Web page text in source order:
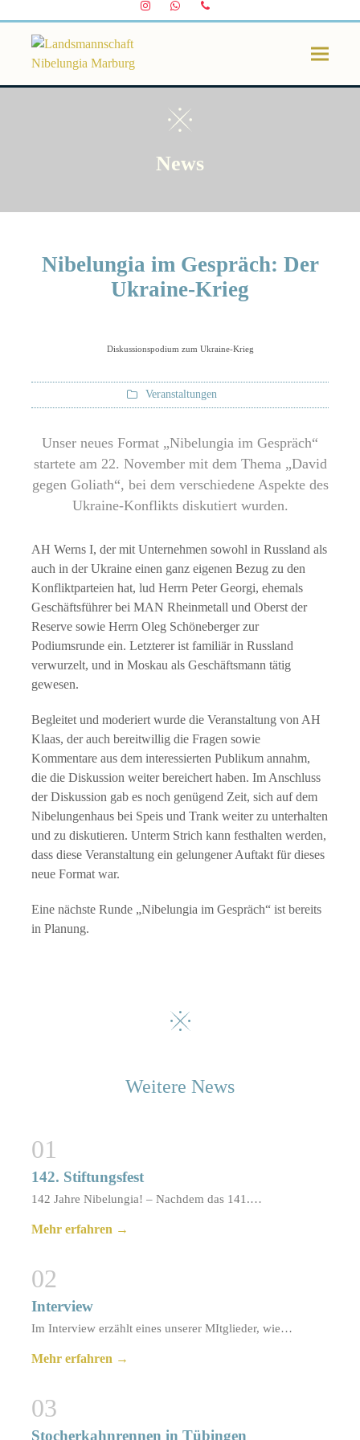
InstagramWhatsappTelefon
News
Nibelungia im Gespräch: Der
Ukraine-Krieg
Diskussionspodium zum Ukraine-Krieg
Veranstaltungen
Unser neues Format „Nibelungia im Gespräch“
startete am 22. November mit dem Thema „David
gegen Goliath“, bei dem verschiedene Aspekte des
Ukraine-Konflikts diskutiert wurden.
AH Werns I, der mit Unternehmen sowohl in Russland als
auch in der Ukraine einen ganz eigenen Bezug zu den
Konfliktparteien hat, lud Herrn Peter Georgi, ehemals
Geschäftsführer bei MAN Rheinmetall und Oberst der
Reserve sowie Herrn Oleg Schöneberger zur
Podiumsrunde ein. Letzterer ist familiär in Russland
verwurzelt, und in Moskau als Geschäftsmann tätig
gewesen.
Begleitet und moderiert wurde die Veranstaltung von AH
Klaas, der auch bereitwillig die Fragen sowie
Kommentare aus dem interessierten Publikum annahm,
die die Diskussion weiter bereichert haben. Im Anschluss
der Diskussion gab es noch genügend Zeit, sich auf dem
Nibelungenhaus bei Speis und Trank weiter zu unterhalten
und zu diskutieren. Unterm Strich kann festhalten werden,
dass diese Veranstaltung ein gelungener Auftakt für dieses
neue Format war.
Eine nächste Runde „Nibelungia im Gespräch“ ist bereits
in Planung.
Weitere News
01
142. Stiftungsfest
142 Jahre Nibelungia! – Nachdem das 141.…
Mehr erfahren →
02
Interview
Im Interview erzählt eines unserer MItglieder, wie…
Mehr erfahren →
03
Stocherkahnrennen in Tübingen